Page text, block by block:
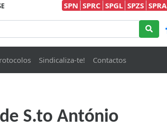
SPN SPRC SPGL SPZS SPRA
Sindicaliza-te! Contactos
S.to António